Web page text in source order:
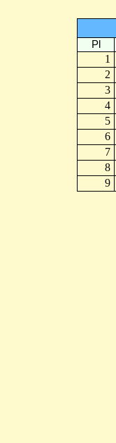
Pl
1
2
3
4
5
6
7
8
9